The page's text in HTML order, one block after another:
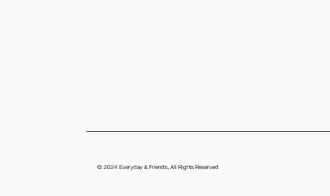
© 2024Everyday & Friends, All Rights Reserved